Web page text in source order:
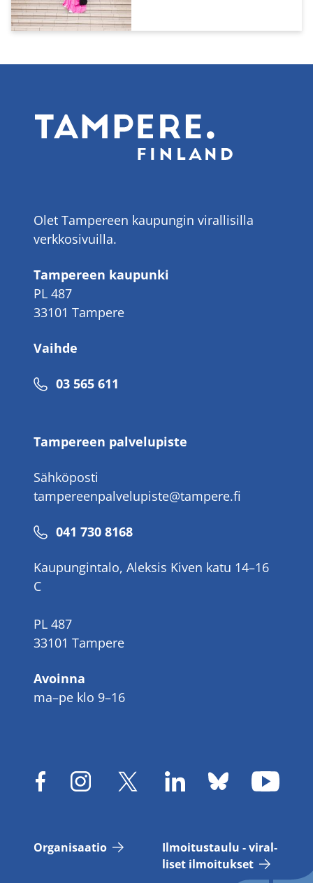
Olet Tampereen kaupungin virallisilla
verkkosivuilla.
Tampereen kaupunki
PL 487
33101 Tampere
Vaihde
Puhelinnumero
03 565 611
Tampereen palvelupiste
Sähköposti
tampereenpalvelupiste@tampere.fi
Puhelinnumero
041 730 8168
Kaupungintalo, Aleksis Kiven katu 14–16
C
PL 487
33101 Tampere
Avoinna
ma–pe klo 9–16
Or­ga­ni­saa­tio
Il­moi­tus­tau­lu - vi­ral­
li­set il­moi­tuk­set